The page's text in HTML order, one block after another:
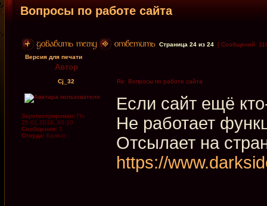
Вопросы по работе сайта
Страница 24 из 24 [ Сообщений:
Версия для печати
Автор
Cj_32 Re: Вопросы по работе сайта
Зарегистрирован: Пн
25.01.2016, 00:10
Сообщения: 1
Откуда: Брянзг
Если сайт ещё
Не работает
Отсылает на
https://